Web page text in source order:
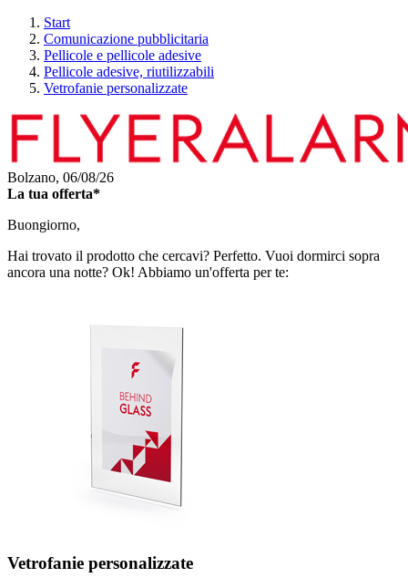
Start
Comunicazione pubblicitaria
Pellicole e pellicole adesive
Pellicole adesive, riutilizzabili
Vetrofanie personalizzate
Bolzano, 06/08/26
La tua offerta*
Buongiorno,
Hai trovato il prodotto che cercavi? Perfetto. Vuoi dormirci sopra
ancora una notte? Ok! Abbiamo un'offerta per te:
Vetrofanie personalizzate